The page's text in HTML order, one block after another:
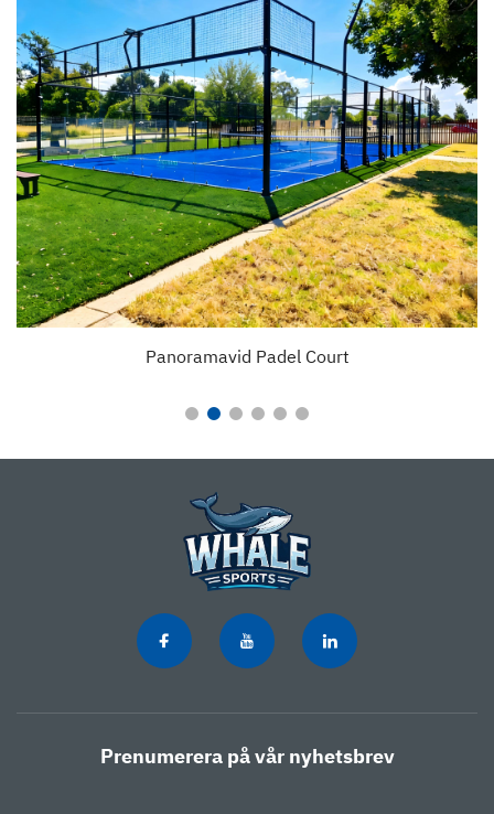
Panoramavid Padel Court
Prenumerera på vår nyhetsbrev